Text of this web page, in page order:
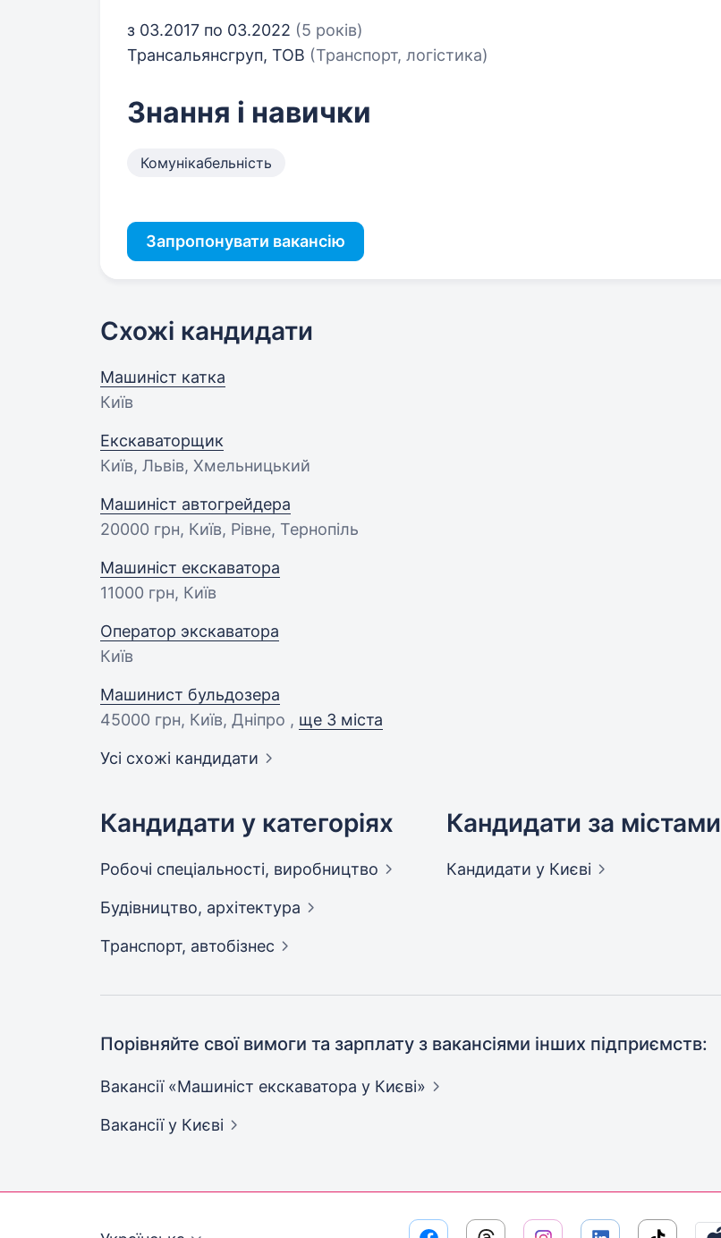
з 03.2017 по 03.2022 (5 років)
Трансальянсгруп, ТОВ (Транспорт, логістика)
Знання і навички
Комунікабельність
Запропонувати вакансію
Схожі кандидати
Машиніст катка
Київ
Екскаваторщик
Київ, Львів, Хмельницький
Машиніст автогрейдера
20000 грн, Київ, Рівне, Тернопіль
Машиніст екскаватора
11000 грн, Київ
Оператор экскаватора
Київ
Машинист бульдозера
45000 грн, Київ, Дніпро , ще 3 міста
Усі схожі кандидати
Кандидати у категоріях
Робочі спеціальності, виробництво
Будівництво, архітектура
Транспорт, автобізнес
Кандидати за містами
Кандидати у Києві
Порівняйте свої вимоги та зарплату з вакансіями інших підприємств:
Вакансії «Машиніст екскаватора у Києві»
Вакансіїу Києві